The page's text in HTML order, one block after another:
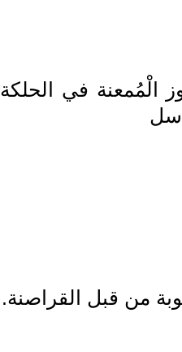
الْمُمعنة في الحلكة
من قبل القراصنة.